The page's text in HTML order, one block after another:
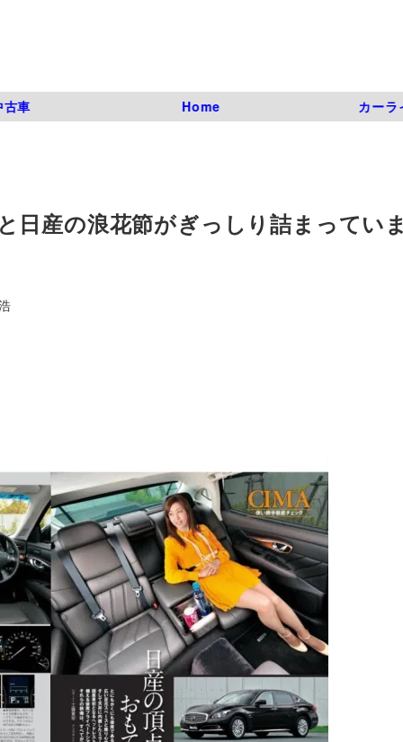
古車 Home カーラ
日産の浪花節がぎっしり詰まってい